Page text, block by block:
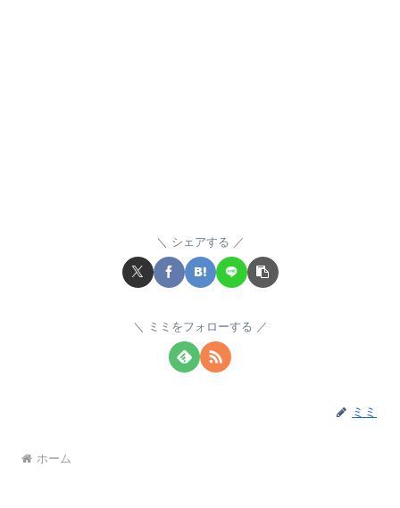
シェアする
ミミをフォローする
ミミ
ホーム